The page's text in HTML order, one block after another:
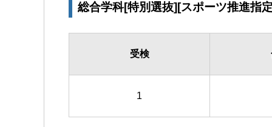
総合学科[特別選抜][スポーツ推進指
受検
1